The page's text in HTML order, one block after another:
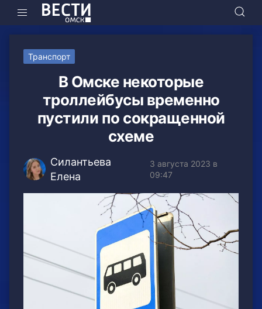
Транспорт
В Омске некоторые
троллейбусы временно
пустили по сокращенной
схеме
Силантьева
Елена
3 августа 2023 в
09:47